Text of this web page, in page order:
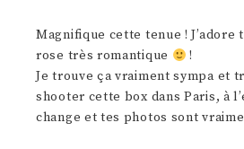
Magnifique cette tenue ! J’adore
rose très romantique
!
Je trouve ça vraiment sympa et
shooter cette box dans Paris, à
change et tes photos sont